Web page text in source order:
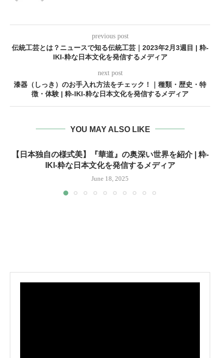
previous post
伝統工芸とは？ニュースで知る伝統工芸｜2023年2月3週目 | 粋-
IKI-粋な日本文化を発信するメディア
next post
漆器（しっき）のお手入れ方法をチェック！｜種類・歴史・特
徴・体験 | 粋-IKI-粋な日本文化を発信するメディア
YOU MAY ALSO LIKE
【日本独自の様式美】『華道』の奥深い世界を紹介 | 粋-
IKI-粋な日本文化を発信するメディア
June 18, 2025